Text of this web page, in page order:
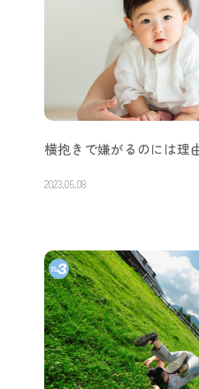
横抱きで嫌がるのには理
2023.05.08